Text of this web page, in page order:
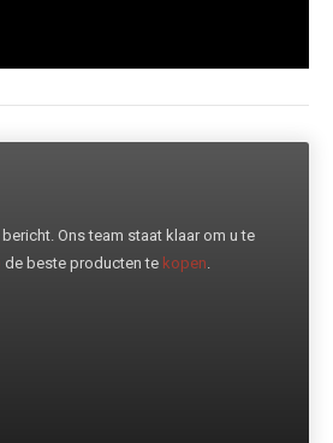
Ons team staat klaar om u te
de beste producten te kopen.